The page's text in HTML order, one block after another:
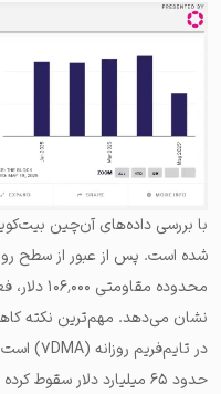
با بررسی داده‌های آن‌چین
محدوده
نشان می‌دهد. مهم‌ترین نکته
حدود ۶۵ میلیارد دلار